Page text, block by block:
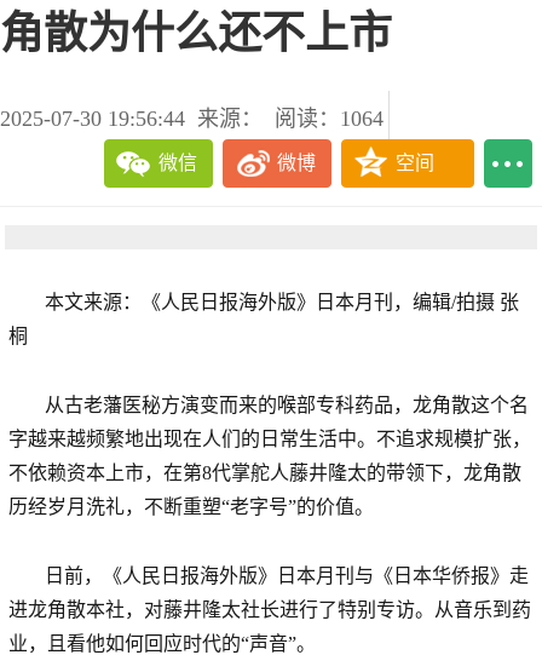
角散为什么还不上市
2025-07-30 19:56:44 来源： 阅读：1064
微信 微博 空间
本文来源：《人民日报海外版》日本月刊，编辑/拍摄 张
桐
从古老藩医秘方演变而来的喉部专科药品，龙角散这个名
字越来越频繁地出现在人们的日常生活中。不追求规模扩张，
不依赖资本上市，在第8代掌舵人藤井隆太的带领下，龙角散
历经岁月洗礼，不断重塑“老字号”的价值。
日前，《人民日报海外版》日本月刊与《日本华侨报》走
进龙角散本社，对藤井隆太社长进行了特别专访。从音乐到药
业，且看他如何回应时代的“声音”。